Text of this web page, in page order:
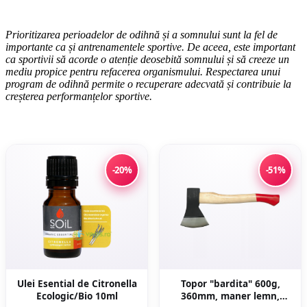
Prioritizarea perioadelor de odihnă și a somnului sunt la fel de
importante ca și antrenamentele sportive. De aceea, este important
ca sportivii să acorde o atenție deosebită somnului și să creeze un
mediu propice pentru refacerea organismului. Respectarea unui
program de odihnă permite o recuperare adecvată și contribuie la
creșterea performanțelor sportive.
-20%
Ulei Esential de Citronella
Ecologic/Bio 10ml
-51%
Topor "bardita" 600g,
360mm, maner lemn,